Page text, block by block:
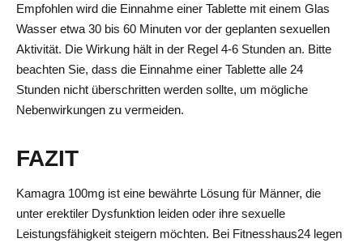
Empfohlen wird die Einnahme einer Tablette mit einem Glas
Wasser etwa 30 bis 60 Minuten vor der geplanten sexuellen
Aktivität. Die Wirkung hält in der Regel 4-6 Stunden an. Bitte
beachten Sie, dass die Einnahme einer Tablette alle 24
Stunden nicht überschritten werden sollte, um mögliche
Nebenwirkungen zu vermeiden.
FAZIT
Kamagra 100mg ist eine bewährte Lösung für Männer, die
unter erektiler Dysfunktion leiden oder ihre sexuelle
Leistungsfähigkeit steigern möchten. Bei Fitnesshaus24 legen